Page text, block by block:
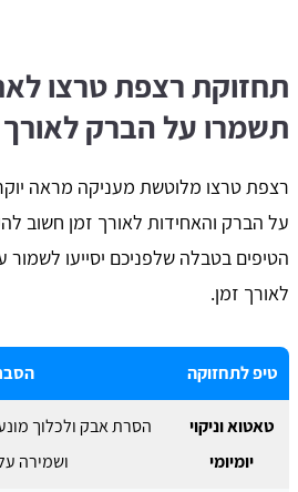
תחזוקת רצפת טרצו
תשמרו על הברק
רצפת טרצו מלוטשת מעניקה מראה
על הברק והאחידות לאורך זמן חשוב
הטיפים בטבלה שלפניכם יסייעו
לאורך זמן.
טיפ לתחזוקה
טאטוא וניקוי
יומיומי
הסרת אבק ולכלוך
ושמירה